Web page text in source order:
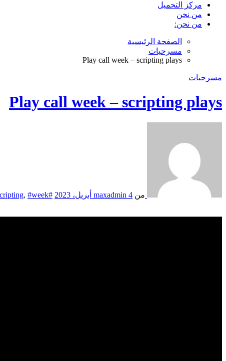
مركز التحميل
من نحن
من نحن:
الصفحة الرئيسية
مسرحيات
Play call week – scripting plays
مسرحيات
Play call week – scripting plays
من maxadmin 4 أبريل، 2023 #call
, #week